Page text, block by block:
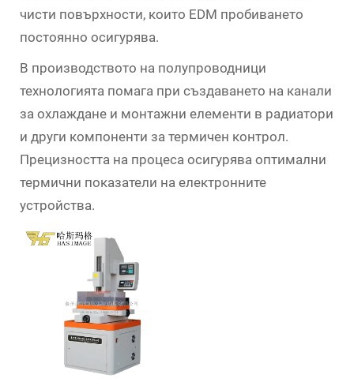
чисти повърхности, които EDM пробиването
постоянно осигурява.
В производството на полупроводници
технологията помага при създаването на канали
за охлаждане и монтажни елементи в радиатори
и други компоненти за термичен контрол.
Прецизността на процеса осигурява оптимални
термични показатели на електронните
устройства.